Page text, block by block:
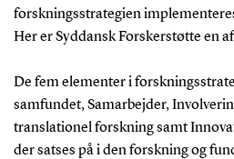
forskningsstrategien
Her er Syddansk Forskerstøtte en
De fem elementer i
samfundet, Samarbejder,
translationel forskning samt
der satses på i den forskning og